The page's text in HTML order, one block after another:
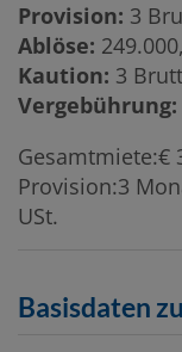
Provision: 3
Ablöse:
Kaution: 3
Vergebührung:
Gesamtmiete:€
Provision:3
USt.
Basisdaten